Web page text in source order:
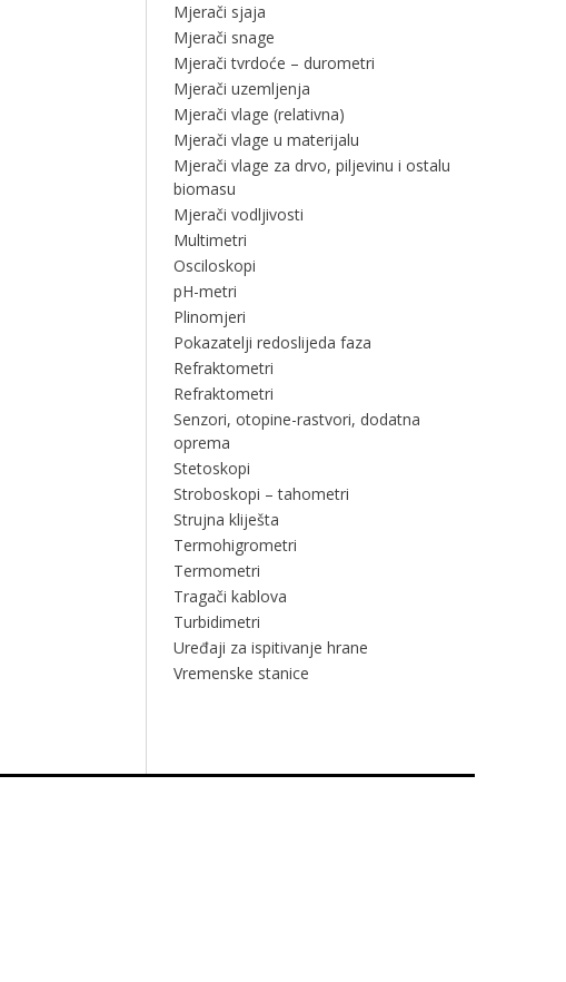
Mjerači sjaja
Mjerači snage
Mjerači tvrdoće – durometri
Mjerači uzemljenja
Mjerači vlage (relativna)
Mjerači vlage u materijalu
Mjerači vlage za drvo, piljevinu i ostalu
biomasu
Mjerači vodljivosti
Multimetri
Osciloskopi
pH-metri
Plinomjeri
Pokazatelji redoslijeda faza
Refraktometri
Refraktometri
Senzori, otopine-rastvori, dodatna
oprema
Stetoskopi
Stroboskopi – tahometri
Strujna kliješta
Termohigrometri
Termometri
Tragači kablova
Turbidimetri
Uređaji za ispitivanje hrane
Vremenske stanice